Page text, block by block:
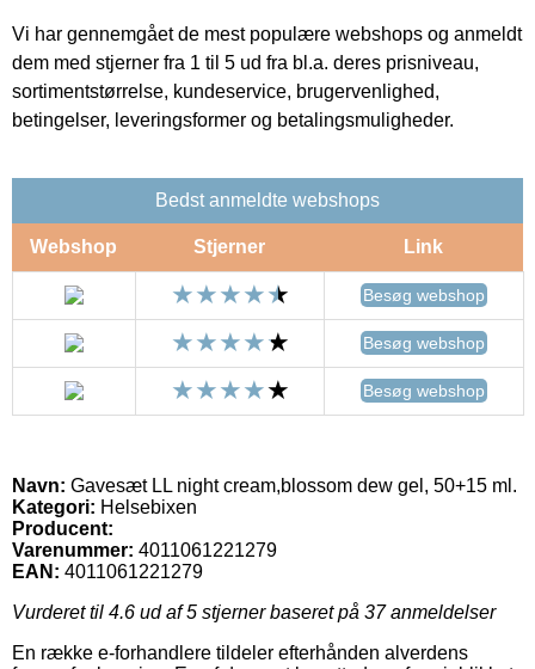
Vi har gennemgået de mest populære webshops og anmeldt
dem med stjerner fra 1 til 5 ud fra bl.a. deres prisniveau,
sortimentstørrelse, kundeservice, brugervenlighed,
betingelser, leveringsformer og betalingsmuligheder.
Bedst anmeldte webshops
Webshop Stjerner Link
Besøg webshop
Besøg webshop
Besøg webshop
Navn: Gavesæt LL night cream,blossom dew gel, 50+15 ml.
Kategori: Helsebixen
Producent:
Varenummer: 4011061221279
EAN: 4011061221279
Vurderet til 4.6 ud af 5 stjerner baseret på 37anmeldelser
En række e-forhandlere tildeler efterhånden alverdens